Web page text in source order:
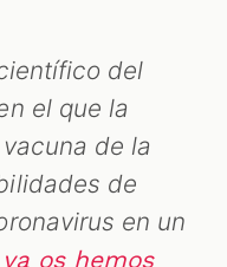
del
el que la
de la
de
en un
ya os hemos